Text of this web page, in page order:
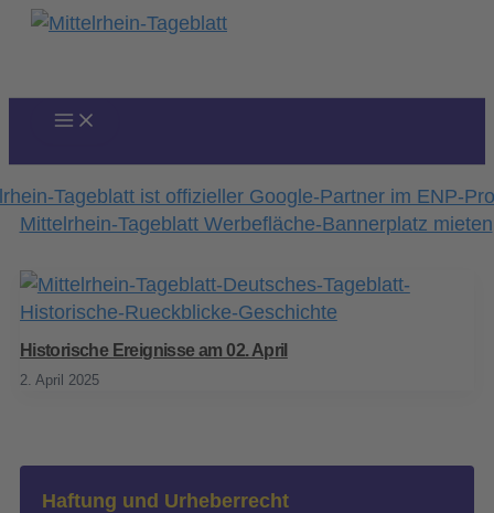
Zum
Historische Ereignisse am 02. April
2. April 2025
Haftung und Urheberrecht